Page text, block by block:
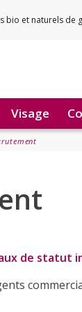
bio et naturels de
Visage
de statut